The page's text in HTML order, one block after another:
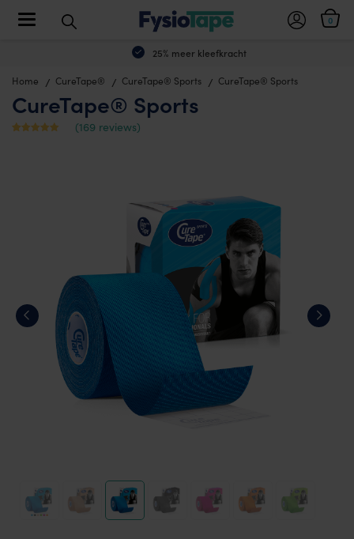
25% meer kleefkracht
0
Toggle navigation
Home CureTape® CureTape® Sports CureTape® Sports
CureTape® Sports
(169 reviews)